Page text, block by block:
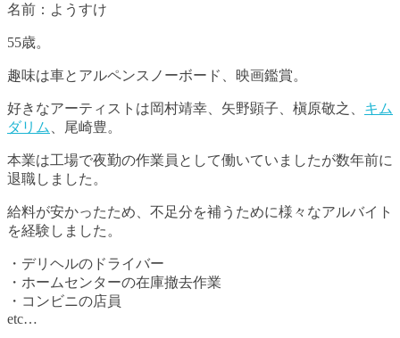
名前：ようすけ
55歳。
趣味は車とアルペンスノーボード、映画鑑賞。
好きなアーティストは岡村靖幸、矢野顕子、槇原敬之、 キム
ダリム
、尾崎豊。
本業は工場で夜勤の作業員として働いていましたが数年前に
退職しました。
給料が安かったため、不足分を補うために様々なアルバイト
を経験しました。
・デリヘルのドライバー
・ホームセンターの在庫撤去作業
・コンビニの店員
etc…